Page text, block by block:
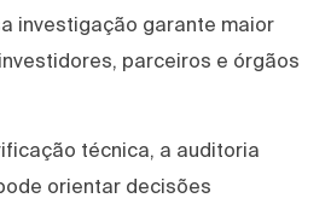
investigação garante maior
parceiros e órgãos
técnica, a auditoria
orientar decisões